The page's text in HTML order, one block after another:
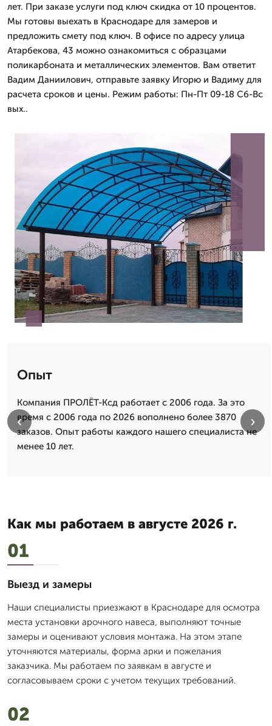
лет. При заказе услуги под ключ скидка от 10 процентов.
Мы готовы выехать в Краснодаре для замеров и
предложить смету под ключ. В офисе по адресу улица
Атарбекова, 43 можно ознакомиться с образцами
поликарбоната и металлических элементов. Вам ответит
Вадим Даниилович, отправьте заявку Игорю и Вадиму для
расчета сроков и цены. Режим работы: Пн-Пт 09-18 Сб-Вс
вых..
Опыт
Компания ПРОЛЁТ-Ксд работает с 2006 года. За это
время с 2006 года по 2026 вополнено более 3870
заказов. Опыт работы каждого нашего специалиста не
менее 10 лет.
‹ ›
Как мы работаем в августе 2026 г.
01
Выезд и замеры
Наши специалисты приезжают в Краснодаре для осмотра
места установки арочного навеса, выполняют точные
замеры и оценивают условия монтажа. На этом этапе
уточняются материалы, форма арки и пожелания
заказчика. Мы работаем по заявкам в августе и
согласовываем сроки с учетом текущих требований.
02